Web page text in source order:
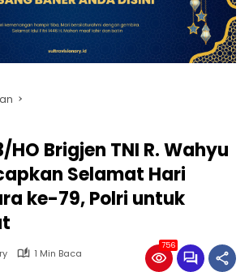
HO Brigjen TNI R. Wahyu
Selamat Hari
ke-79, Polri untuk
1 Min Baca
756